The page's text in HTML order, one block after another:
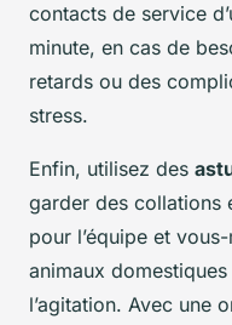
contacts de service
minute, en cas de
retards ou des
stress.
Enfin, utilisez des
garder des collations
pour l’équipe et
animaux
l’agitation. Avec une